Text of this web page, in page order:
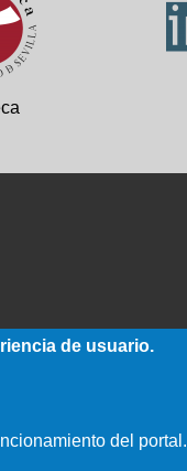
de usuario.
del portal.